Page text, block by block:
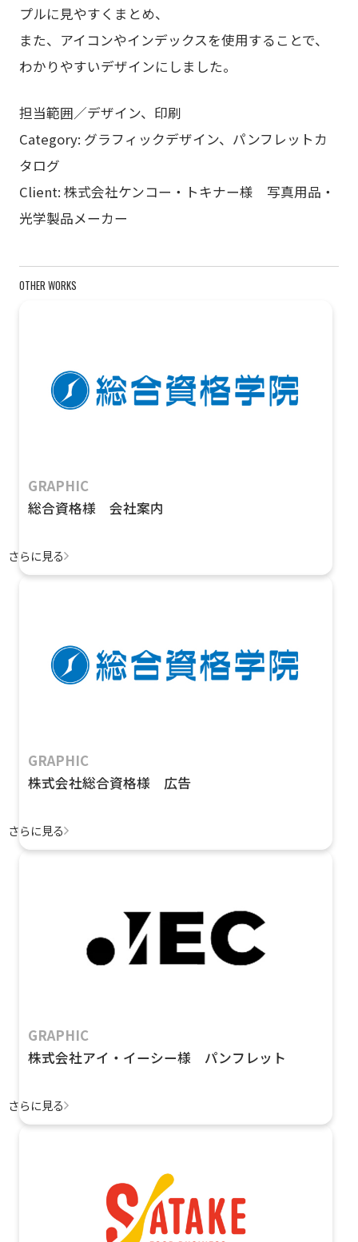
プルに見やすくまとめ、
また、アイコンやインデックスを使用することで、
わかりやすいデザインにしました。
担当範囲／デザイン、印刷
Category: グラフィックデザイン、パンフレットカ
タログ
Client: 株式会社ケンコー・トキナー様 写真用品・
光学製品メーカー
OTHER WORKS
GRAPHIC
総合資格様 会社案内
さらに見る
GRAPHIC
株式会社総合資格様 広告
さらに見る
GRAPHIC
株式会社アイ・イーシー様 パンフレット
さらに見る